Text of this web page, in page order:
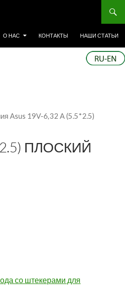
О НАС КОНТАКТЫ НАШИ СТАТЬИ
Asus 19V-6,32 A (5.5*2.5)
ПЛОСКИЙ
со штекерами для